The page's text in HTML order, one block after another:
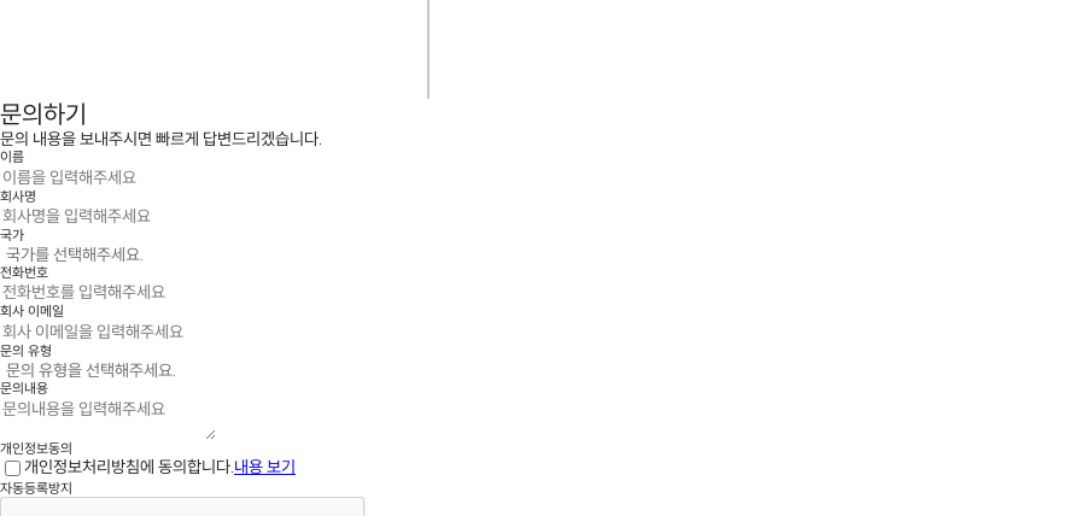
문의하기
문의 내용을 보내주시면 빠르게 답변드리겠습니다.
이름
회사명
국가
전화번호
회사 이메일
문의 유형
문의내용
개인정보동의
개인정보처리방침에 동의합니다.내용 보기
자동등록방지